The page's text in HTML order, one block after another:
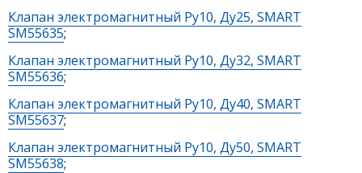
Клапан электромагнитный Ру10, Ду25, SMART
SM55635;
Клапан электромагнитный Ру10, Ду32, SMART
SM55636;
Клапан электромагнитный Ру10, Ду40, SMART
SM55637;
Клапан электромагнитный Ру10, Ду50, SMART
SM55638;